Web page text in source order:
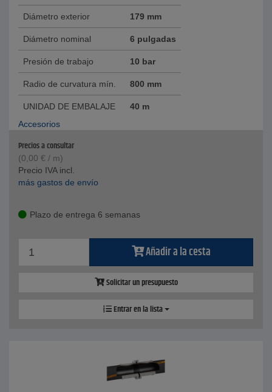
Diámetro exterior 179 mm
Diámetro nominal 6 pulgadas
Presión de trabajo 10 bar
Radio de curvatura mín. 800 mm
UNIDAD DE EMBALAJE
40 m
Accesorios
Precios a consultar
(0,00 € / m)
Precio IVA incl.
más gastos de envío
Plazo de entrega 6 semanas
Añadir a la cesta
Solicitar un presupuesto
Entrar en la lista